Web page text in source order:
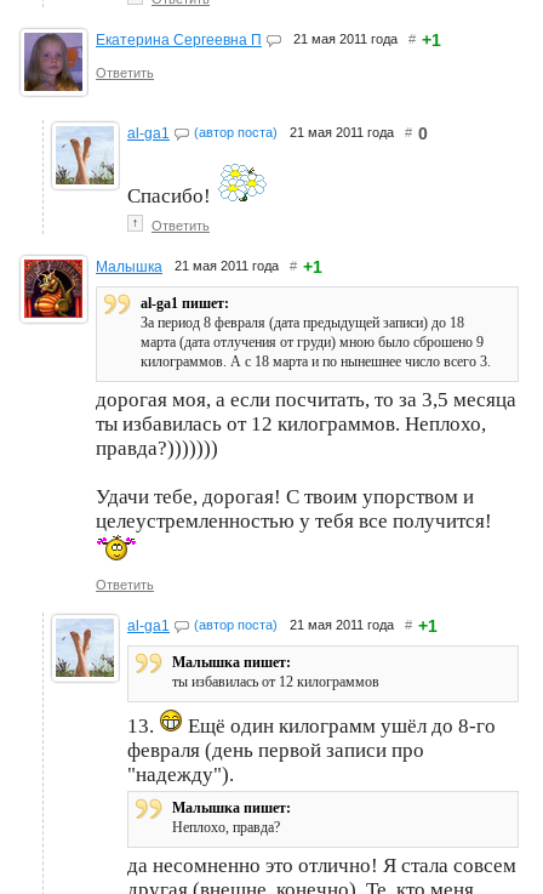
Екатерина Сергеевна П 21 мая 2011 года # +1
Ответить
al-ga1 (автор поста) 21 мая 2011 года # 0
Спасибо!
↑ Ответить
Малышка 21 мая 2011 года # +1
al-ga1 пишет:
За период 8 февраля (дата предыдущей записи) до 18
марта (дата отлучения от груди) мною было сброшено 9
килограммов. А с 18 марта и по нынешнее число всего 3.
дорогая моя, а если посчитать, то за 3,5 месяца
ты избавилась от 12 килограммов. Неплохо,
правда?)))))))
Удачи тебе, дорогая! С твоим упорством и
целеустремленностью у тебя все получится!
Ответить
al-ga1 (автор поста) 21 мая 2011 года # +1
Малышка пишет:
ты избавилась от 12 килограммов
13.
Ещё один килограмм ушёл до 8-го
февраля (день первой записи про
"надежду").
Малышка пишет:
Неплохо, правда?
да несомненно это отлично! Я стала совсем